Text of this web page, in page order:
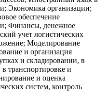
Экономика организации;
обеспечение
Финансы, денежное
учет логистических
Моделирование
и организация
и складировании, в
транспортировке и
и оценка
систем, контроль